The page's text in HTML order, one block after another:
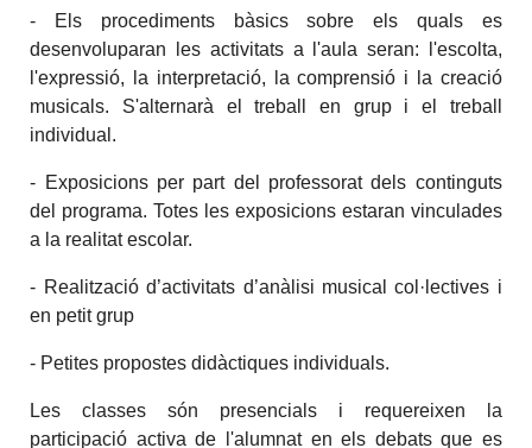
- Els procediments bàsics sobre els quals es
desenvoluparan les activitats a l'aula seran: l'escolta,
l'expressió, la interpretació, la comprensió i la creació
musicals. S'alternarà el treball en grup i el treball
individual.
- Exposicions per part del professorat dels continguts
del programa. Totes les exposicions estaran vinculades
a la realitat escolar.
- Realització d’activitats d’anàlisi musical col·lectives i
en petit grup
- Petites propostes didàctiques individuals.
Les classes són presencials i requereixen la
participació activa de l'alumnat en els debats que es